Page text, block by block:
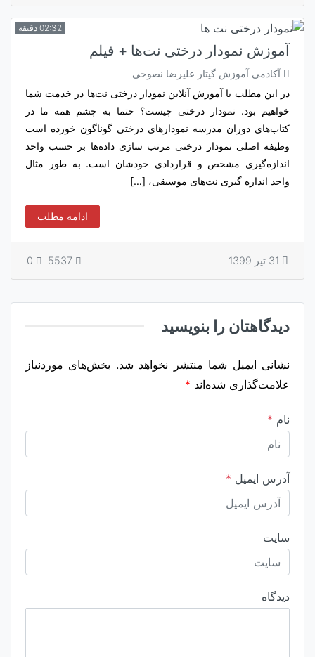
02:32 دقیقه
آموزش نمودار درختی نت‌ها + فیلم
آکادمی آموزش گیتار علیرضا نصوحی
در این مطلب با آموزش آنلاین نمودار درختی نت‌ها در خدمت شما
خواهیم بود. نمودار درختی چیست؟ حتما به چشم همه ما در
کتاب‌های دوران مدرسه نمودارهای درختی گوناگون خورده است
وظیفه اصلی نمودار درختی مرتب سازی داده‌ها بر حسب واحد
اندازه‌گیری مشخص و قراردادی خودشان است. به طور مثال
واحد اندازه گیری نت‌های موسیقی، […]
ادامه مطلب
دیدگاهتان را بنویسید
نشانی ایمیل شما منتشر نخواهد شد. بخش‌های موردنیاز
علامت‌گذاری شده‌اند *
نام *
آدرس ایمیل *
سایت
دیدگاه